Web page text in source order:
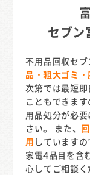
セブン
不用品回収セ
品・粗大ゴミ・
次第では最短
こともできま
用品処分が必
さい。 また、
用 しています
家電4品目を含
心してご相談く